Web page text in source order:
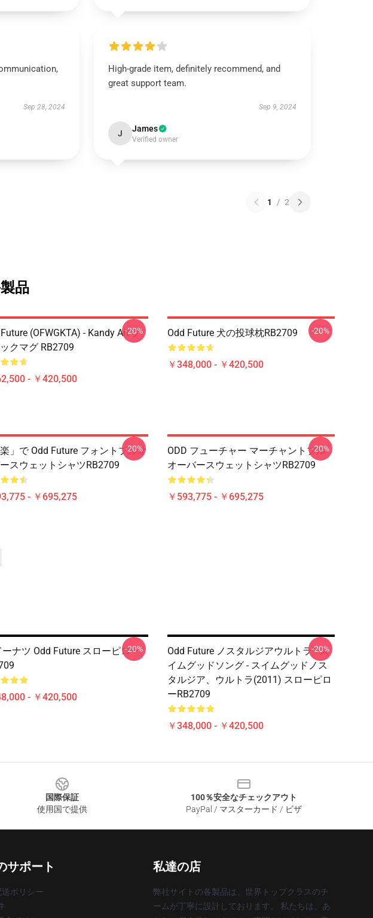
Sep 28, 2024
High-grade item, definitely recommend, and
great support team.
Sep 9, 2024
J James
Verified owner
1 / 2
品
(OFWGKTA) - Kandy Art ク
クマグ RB2709
- ￥420,500
-20% Odd Future 犬の投球枕RB2709
￥348,000 - ￥420,500
-20%
楽」で Odd Future フォントプルオ
スウェットシャツRB2709
- ￥695,275
-20%
ODD フューチャー マーチャントプル
オーバースウェットシャツRB2709
￥593,775 - ￥695,275
-20%
ーナツ Odd Future スローピロー
- ￥420,500
-20%
Odd Future ノスタルジアウルトラ - ス
イムグッドソング - スイムグッドノス
タルジア、ウルトラ(2011) スローピロ
ーRB2709
￥348,000 - ￥420,500
-20%
国際保証
使用国で提供
100％安全なチェックアウト
PayPal / マスターカード / ビザ
サポート
ポリシー
私達の店
弊社サイトの各製品は、世界トップクラスのチ
ームが丁寧に設計しております。 私たちは、あ